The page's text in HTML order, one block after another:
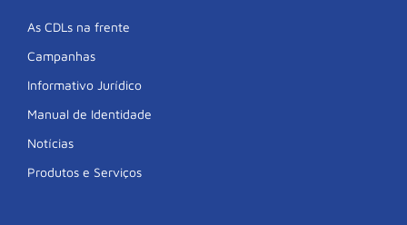
As CDLs na frente
Campanhas
Informativo Jurídico
Manual de Identidade
Notícias
Produtos e Serviços